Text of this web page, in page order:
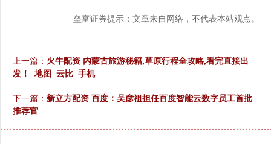
垒富证券提示：文章来自网络，不代表本站观点。
上一篇： 火牛配资 内蒙古旅游秘籍,草原行程全攻略,看完直接出
发！_地图_云比_手机
下一篇： 新立方配资 百度：吴彦祖担任百度智能云数字员工首批
推荐官